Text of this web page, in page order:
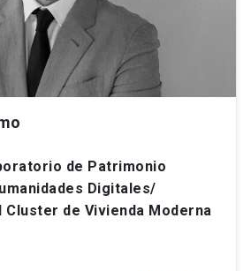
de Patrimonio
Digitales/
Cluster de Vivienda Moderna